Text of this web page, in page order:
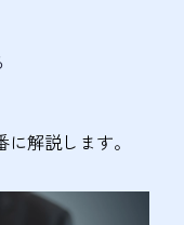
解説します。